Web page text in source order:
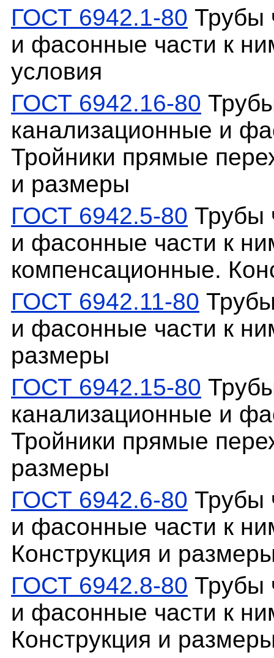
ГОСТ 6942.1-80 Трубы
и фасонные части к
условия
ГОСТ 6942.16-80
канализационные и
Тройники прямые
и размеры
ГОСТ 6942.5-80 Трубы
и фасонные части к
компенсационные.
ГОСТ 6942.11-80
и фасонные части к
размеры
ГОСТ 6942.15-80
канализационные и
Тройники прямые
размеры
ГОСТ 6942.6-80 Трубы
и фасонные части к
Конструкция и
ГОСТ 6942.8-80 Трубы
и фасонные части к
Конструкция и